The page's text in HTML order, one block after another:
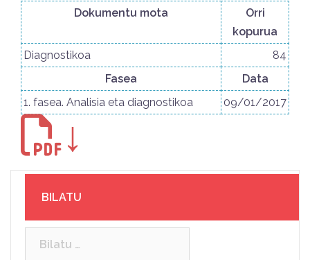
Dokumentu mota
Orri
kopurua
Diagnostikoa
84
Fasea
Data
1. fasea. Analisia eta diagnostikoa
09/01/2017
↓
BILATU